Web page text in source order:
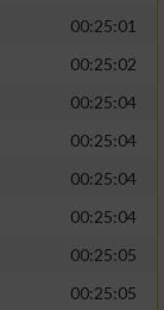
00:25:01
00:25:02
00:25:04
00:25:04
00:25:04
00:25:04
00:25:05
00:25:05